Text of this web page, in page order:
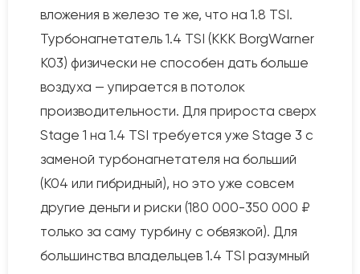
вложения в железо те же, что на 1.8 TSI.
Турбонагнетатель 1.4 TSI (KKK BorgWarner
K03) физически не способен дать больше
воздуха — упирается в потолок
производительности. Для прироста сверх
Stage 1 на 1.4 TSI требуется уже Stage 3 с
заменой турбонагнетателя на больший
(K04 или гибридный), но это уже совсем
другие деньги и риски (180 000-350 000 ₽
только за саму турбину с обвязкой). Для
большинства владельцев 1.4 TSI разумный